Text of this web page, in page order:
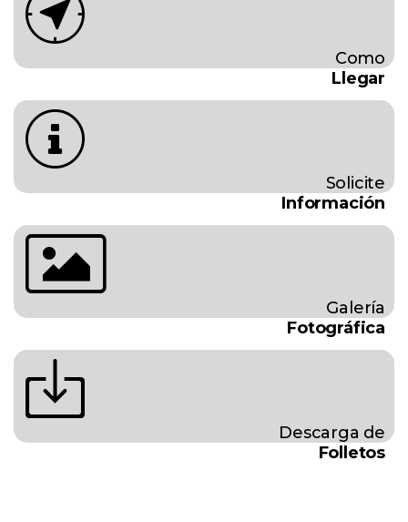
Como
Llegar
Solicite
Información
Galería
Fotográfica
Descarga de
Folletos